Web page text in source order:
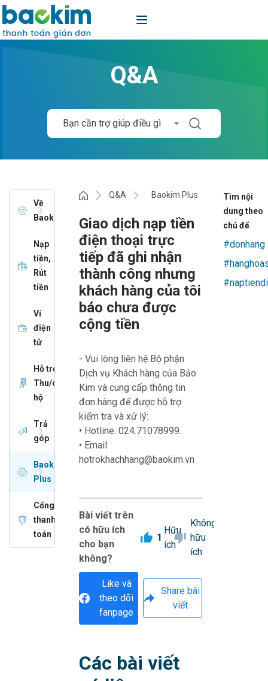
Q&A
Bạn cần trợ giúp điều gì
Về
Baokim
Nạp
tiền,
Rút
tiền
Ví
điện
tử
Hỗ trợ
Thu/chi
hộ
Trả
góp
Baokim
Plus
Cổng
thanh
toán
Q&A Baokim Plus
Giao dịch nạp tiền
điện thoại trực
tiếp đã ghi nhận
thành công nhưng
khách hàng của tôi
báo chưa được
cộng tiền
- Vui lòng liên hệ Bộ phận
Dịch vụ Khách hàng của Bảo
Kim và cung cấp thông tin
đơn hàng để được hỗ trợ
kiểm tra và xử lý:
• Hotline: 024.71078999.
• Email:
hotrokhachhang@baokim.vn
Bài viết trên
có hữu ích
cho bạn
không?
1
Hữu
ích
Không
hữu
ích
Like và
theo dõi
fanpage
Share bài
viết
Các bài viết
Tìm nội
dung theo
chủ để
#donhang